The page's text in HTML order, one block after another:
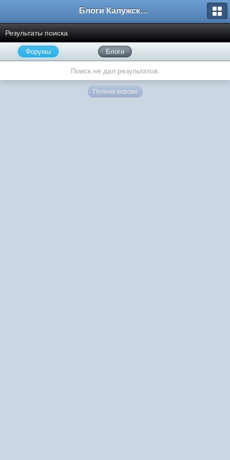
Блоги Калужского перекрестка
Результаты поиска
Форумы Блоги
Поиск не дал результатов.
Полная версия